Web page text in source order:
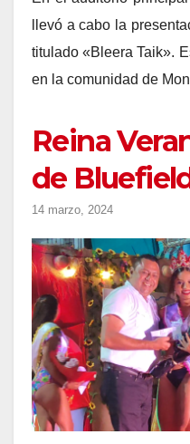
llevó a cabo la
titulado «Bleera Taik».
en la comunidad de
Reina
de
14 marzo, 2024